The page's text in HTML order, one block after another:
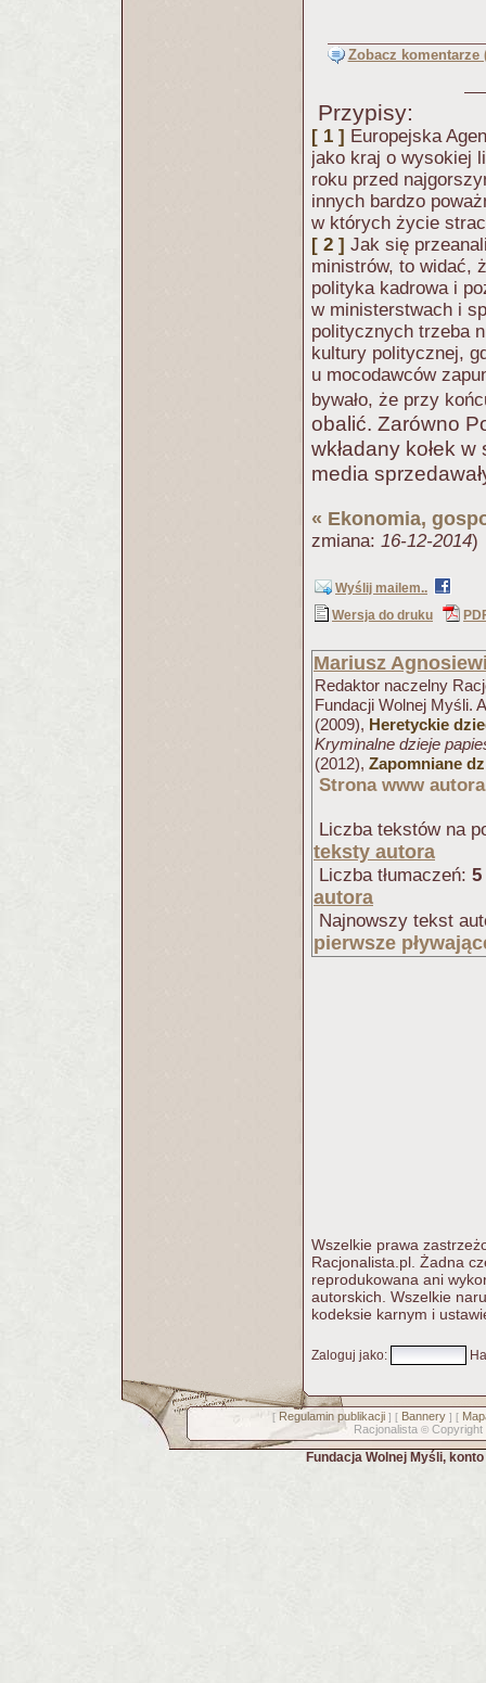
Zobacz komentarze
Przypisy:
[ 1 ] Europejska
jako kraj o wysokiej
roku przed
innych bardzo
w których życie
[ 2 ] Jak się
ministrów, to widać,
polityka kadrowa i
w ministerstwach i
politycznych trzeba
kultury politycznej,
u mocodawców
bywało, że przy
obalić. Zarówno
wkładany kołek
media
« Ekonomia,
zmiana: 16-12-2014)
Wyślij mailem..
Wersja do druku
Mariusz
Redaktor naczelny
Fundacji Wolnej Myśli.
(2009), Heretyckie
Kryminalne dzieje
(2012), Zapomniane
Strona www autora
Liczba tekstów na
teksty autora
Liczba tłumaczeń: 5
autora
Najnowszy tekst
pierwsze
Wszelkie prawa
Racjonalista.pl. Żadna
reprodukowana ani
autorskich. Wszelkie
kodeksie karnym i
Zaloguj jako:
[ Regulamin publikacji] [ Bannery] [
Racjonalista © Copyright
Fundacja Wolnej Myśli,